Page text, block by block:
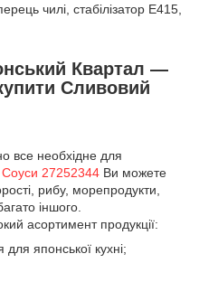
чилі, стабілізатор Е415,
Квартал —
Сливовий
все необхідне для
Соуси 27252344 Ви можете
рибу, морепродукти,
іншого.
асортимент продукції:
японської кухні;